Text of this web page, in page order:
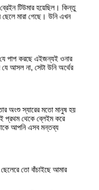
টিউমার হয়েছিল। কিন্তু
মারা গেছে। উনি এখন
পাপ করছে এইজন্যই ওনার
আসল না, সেটা উনি অর্থের
অংশু স্যারের মতো মানুষ হয়
প্রথম থেকে ব্লেইম করে
আপনি এসব মন্তব্য
তো বাঁচাইছে আমার